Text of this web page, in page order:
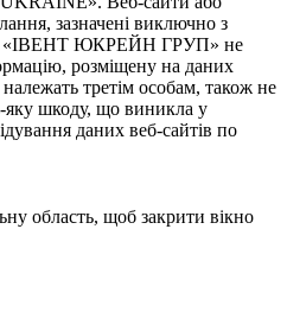
зазначені виключно з
«ІВЕНТ ЮКРЕЙН ГРУП» не
розміщену на даних
належать третім особам, також не
яку шкоду, що виникла у
даних веб-сайтів по
область, щоб закрити вікно